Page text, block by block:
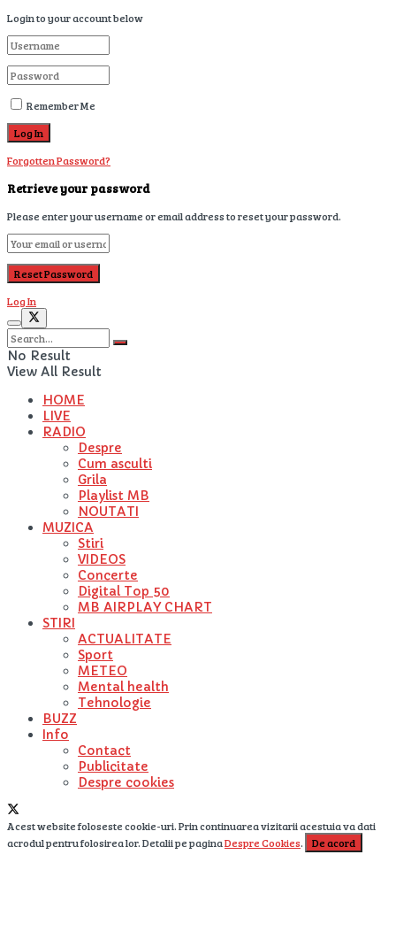
Login to your account below
Remember Me
Forgotten Password?
Retrieve your password
Please enter your username or email address to reset your password.
Log In
No Result
View All Result
HOME
LIVE
RADIO
Despre
Cum asculti
Grila
Playlist MB
NOUTATI
MUZICA
Stiri
VIDEOS
Concerte
Digital Top 50
MB AIRPLAY CHART
STIRI
ACTUALITATE
Sport
METEO
Mental health
Tehnologie
BUZZ
Info
Contact
Publicitate
Despre cookies
Acest website foloseste cookie-uri. Prin continuarea vizitarii acestuia va dati
acrodul pentru folosirea lor. Detalii pe paginaDespre Cookies. De acord